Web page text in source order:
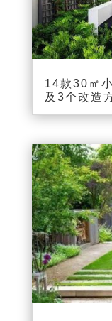
14款30㎡
及3个改造